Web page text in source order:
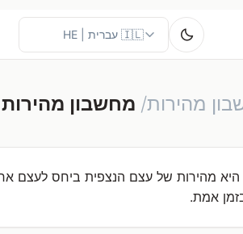
מהירות/ מחשבון
מהירות של עצם הנצפית ביחס לעצם
אמת.